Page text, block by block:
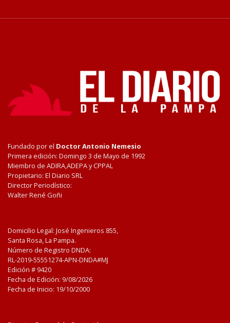
Fundado por el Doctor Antonio Nemesio
Primera edición: Domingo 3 de Mayo de 1992
Miembro de ADIRA,ADEPA y CPPAL
Propietario: El Diario SRL
Director Periodístico:
Walter René Goñi
Domicilio Legal: José Ingenieros 855,
Santa Rosa, La Pampa.
Número de Registro DNDA:
RL-2019-55551274-APN-DNDA#MJ
Edición # 9420
Fecha de Edición: 9/08/2026
Fecha de Inicio: 19/10/2000